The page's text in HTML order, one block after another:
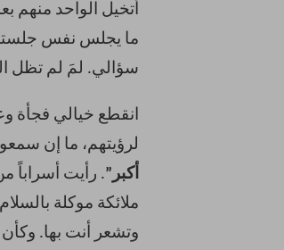
أتخيل الواحد منهم
ما يجلس نفس
سؤالي. لمَ لم تظل
انقطع خيالي فجأة
لرؤيتهم، ما إن
أكبر”. رأيت أسراباً
ملائكة موكلة
وتشعر أنت بها.